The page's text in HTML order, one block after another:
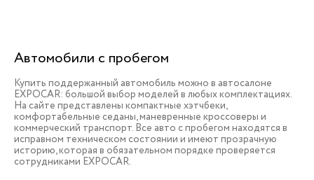
Автомобили с пробегом
Купить поддержанный автомобиль можно в автосалоне
EXPOCAR: большой выбор моделей в любых комплектациях.
На сайте представлены компактные хэтчбеки,
комфортабельные седаны, маневренные кроссоверы и
коммерческий транспорт. Все авто с пробегом находятся в
исправном техническом состоянии и имеют прозрачную
историю, которая в обязательном порядке проверяется
сотрудниками EXPOCAR.